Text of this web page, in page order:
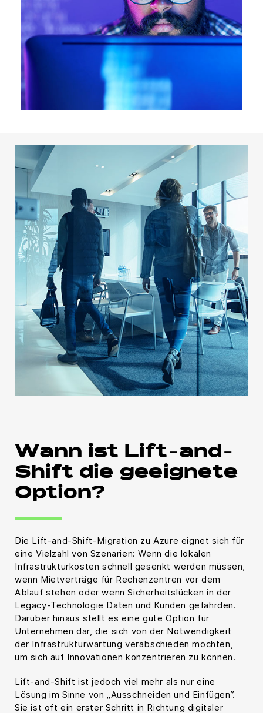
Wann ist Lift-and-
Shift die geeignete
Option?
Die Lift-and-Shift-Migration zu Azure eignet sich für
eine Vielzahl von Szenarien: Wenn die lokalen
Infrastrukturkosten schnell gesenkt werden müssen,
wenn Mietverträge für Rechenzentren vor dem
Ablauf stehen oder wenn Sicherheitslücken in der
Legacy-Technologie Daten und Kunden gefährden.
Darüber hinaus stellt es eine gute Option für
Unternehmen dar, die sich von der Notwendigkeit
der Infrastrukturwartung verabschieden möchten,
um sich auf Innovationen konzentrieren zu können.
Lift-and-Shift ist jedoch viel mehr als nur eine
Lösung im Sinne von „Ausschneiden und Einfügen”.
Sie ist oft ein erster Schritt in Richtung digitaler